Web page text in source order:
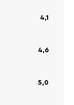
4,1
4,6
5,0